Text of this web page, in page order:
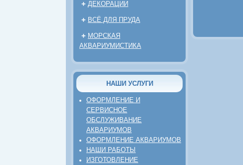
+ ДЕКОРАЦИИ
+ ВСЁ ДЛЯ ПРУДА
+ МОРСКАЯ
АКВАРИУМИСТИКА
НАШИ УСЛУГИ
ОФОРМЛЕНИЕ И
СЕРВИСНОЕ
ОБСЛУЖИВАНИЕ
АКВАРИУМОВ
ОФОРМЛЕНИЕ АКВАРИУМОВ
НАШИ РАБОТЫ
ИЗГОТОВЛЕНИЕ